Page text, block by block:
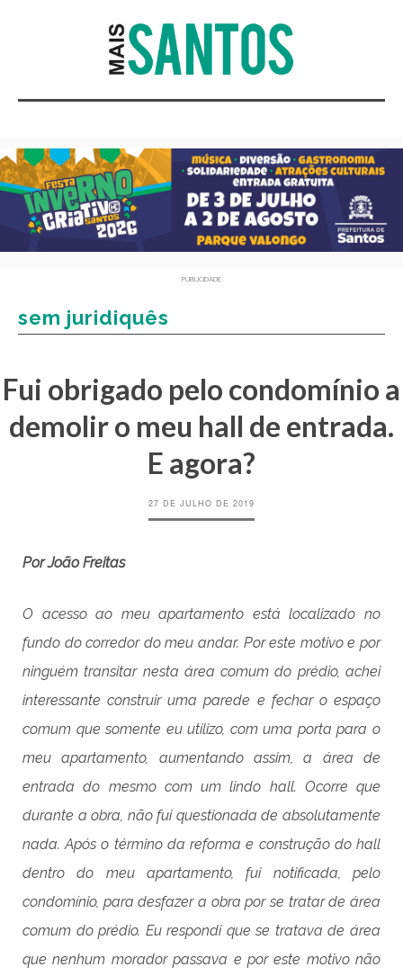
PUBLICIDADE
sem juridiquês
Fui obrigado pelo condomínio a
demolir o meu hall de entrada.
E agora?
27 DE JULHO DE 2019
Por João Freitas
O acesso ao meu apartamento está localizado no
fundo do corredor do meu andar. Por este motivo e por
ninguém transitar nesta área comum do prédio, achei
interessante construir uma parede e fechar o espaço
comum que somente eu utilizo, com uma porta para o
meu apartamento, aumentando assim, a área de
entrada do mesmo com um lindo hall. Ocorre que
durante a obra, não fui questionada de absolutamente
nada. Após o término da reforma e construção do hall
dentro do meu apartamento, fui notificada, pelo
condomínio, para desfazer a obra por se tratar de área
comum do prédio. Eu respondi que se tratava de área
que nenhum morador passava e por este motivo não